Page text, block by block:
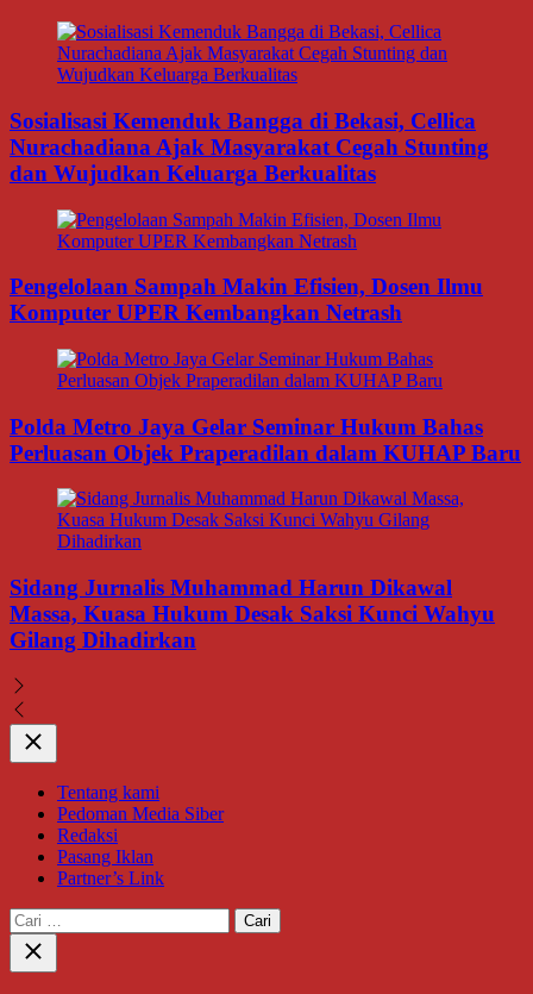
Sosialisasi Kemenduk Bangga di Bekasi, Cellica
Nurachadiana Ajak Masyarakat Cegah Stunting
dan Wujudkan Keluarga Berkualitas
Pengelolaan Sampah Makin Efisien, Dosen Ilmu
Komputer UPER Kembangkan Netrash
Polda Metro Jaya Gelar Seminar Hukum Bahas
Perluasan Objek Praperadilan dalam KUHAP Baru
Sidang Jurnalis Muhammad Harun Dikawal
Massa, Kuasa Hukum Desak Saksi Kunci Wahyu
Gilang Dihadirkan
Close
Tentang kami
Pedoman Media Siber
Redaksi
Pasang Iklan
Partner’s Link
Cari
untuk:
Close
search